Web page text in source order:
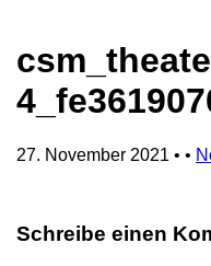
27. November 2021 • •
Schreibe einen